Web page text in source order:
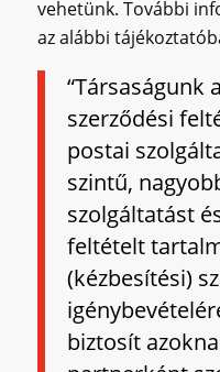
vehetünk. További
az alábbi
“Társaságunk
szerződési
postai
szintű,
szolgáltatást
feltételt
(kézbesítési)
biztosít